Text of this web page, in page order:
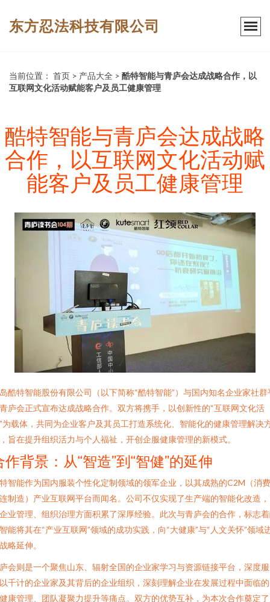
东方忍法科技有限公司
当前位置： 首页 > 产品大全 > 酷特智能与青庐会达成战略合作，以
互联网文化活动赋能客户及员工健康管理
酷特智能与青庐会达成战略
合作，以互联网文化活动赋
能客户及员工健康管理
酷特智能股份有限公司（以下简称“酷特智能”）与国内知名企业家社群
庐会正式宣布达成战略合作。双方将携手，以创新性的“互联网文化活
为载体，共同为企业客户及其员工打造系统化、智能化的健康管理解决
旨在提升组织活力与个人福祉，开创企服健康管理的新模式。
作背景：从“智造”到“智健”的延伸
智能作为国内服装个性化定制领域的领军企业，以其成熟的C2M（消
制造）产业互联网平台而闻名。公司不仅实现了生产端的智能化改造
业管理、组织治理方面积累了深厚经验。此次与青庐会的合作，标志
能将其在“产业互联网”领域的成功实践，向“大健康”与“人文关怀”领域
略延伸。
会则是一个聚焦山东、辐射全国的企业家学习与资源链接平台，深度
千计的企业家及其背后的企业组织，深刻理解企业在发展过程中面临
康管理、团队凝聚力提升等痛点。双方的优势互补，为本次合作奠定